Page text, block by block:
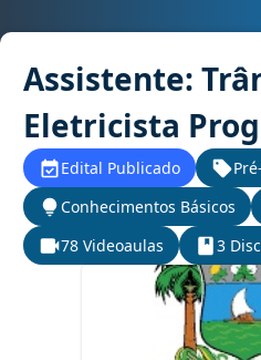
Assistente:
Eletricista
Edital Publicado
Conhecimentos Básicos
78 Videoaulas
3